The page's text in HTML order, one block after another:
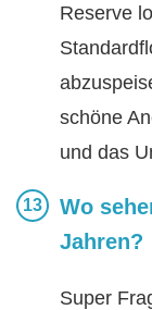
Reserve
schöne
und das
Wo
Jahren?
Super